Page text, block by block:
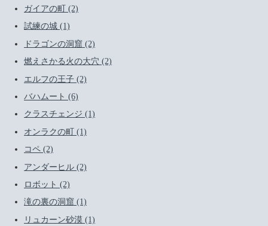
ガイアの町 (2)
試練の城 (1)
ドラゴンの洞窟 (2)
燃えさかる火の大穴 (2)
エルフの王子 (2)
バハムート (6)
クラスチェンジ (1)
オンラクの町 (1)
コペ (2)
アンダーヒル (2)
ロボット (2)
滝の裏の洞窟 (1)
リュカーン砂漠 (1)